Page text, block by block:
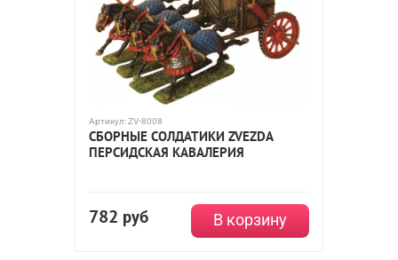
Артикул:ZV-8008
СБОРНЫЕ СОЛДАТИКИ ZVEZDA
ПЕРСИДСКАЯ КАВАЛЕРИЯ
782 руб В корзину